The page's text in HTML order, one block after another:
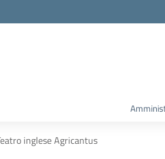
inglese Agricantus